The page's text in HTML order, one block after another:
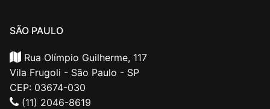
SÃO PAULO
Rua Olímpio Guilherme, 117
Vila Frugoli - São Paulo - SP
CEP: 03674-030
(11) 2046-8619